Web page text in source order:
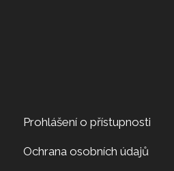
Prohlášení o přístupnosti
Ochrana osobních údajů